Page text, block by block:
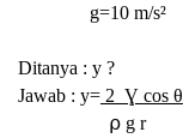
g=10 m/s²
Ditanya : y ?
Jawab : y= 2 Ɣ cos θ
⍴ g r